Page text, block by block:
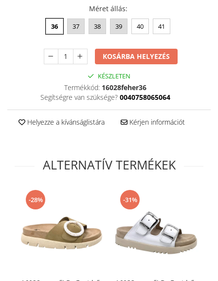
Méret állás:
36 37 38 39 40 41
KOSÁRBA HELYEZÉS
KÉSZLETEN
Termékkód: 16028feher36
Segítségre van szüksége? 0040758065064
Helyezze a kívánságlistára Kérjen információt
ALTERNATÍV TERMÉKEK
-28% -31%